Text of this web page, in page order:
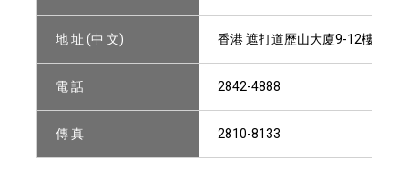
地 址 (中 文) 香港 遮打道歷山大廈9-12樓801-
電 話 2842-4888
傳 真 2810-8133